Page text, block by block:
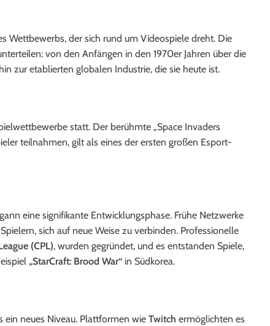
Wettbewerbs, der sich rund um Videospiele dreht. Die
von den Anfängen in den 1970er Jahren über die
zur etablierten globalen Industrie, die sie heute ist.
statt. Der berühmte „Space Invaders
teilnahmen, gilt als eines der ersten großen Esport-
eine signifikante Entwicklungsphase. Frühe Netzwerke
sich auf neue Weise zu verbinden. Professionelle
(CPL), wurden gegründet, und es entstanden Spiele,
„StarCraft: Brood War“ in Südkorea.
ein neues Niveau. Plattformen wie Twitch ermöglichten es